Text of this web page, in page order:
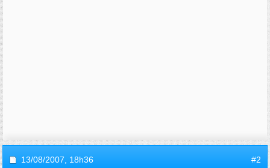
13/08/2007, 18h36 #2